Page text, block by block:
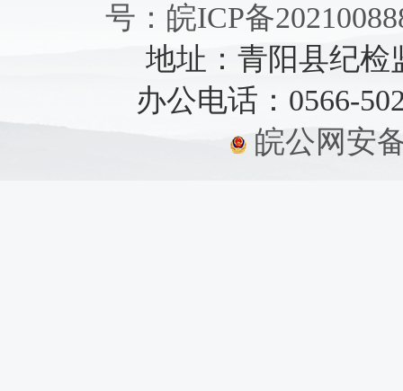
号：皖ICP备
地址：青阳县纪检
办公电话：0566-
皖公网安